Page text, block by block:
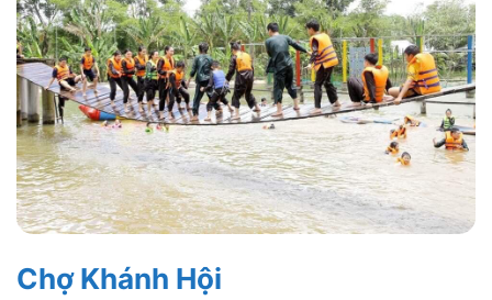
Chợ Khánh Hội